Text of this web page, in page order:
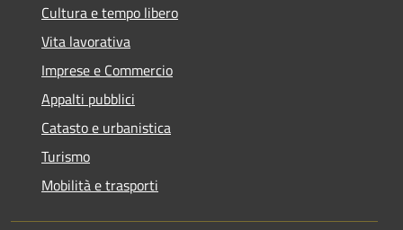
Cultura e tempo libero
Vita lavorativa
Imprese e Commercio
Appalti pubblici
Catasto e urbanistica
Turismo
Mobilità e trasporti